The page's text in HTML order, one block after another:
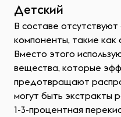
Детский
В составе
компоненты, такие как
Вместо этого
вещества, которые
предотвращают
могут быть экстракты
1-3-процентная